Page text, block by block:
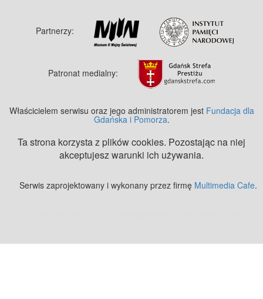
Partnerzy:
Patronat medialny:
Właścicielem serwisu oraz jego administratorem jest Fundacja dla
Gdańska i Pomorza.
Ta strona korzysta z plików cookies. Pozostając na niej
akceptujesz warunki ich używania.
Serwis zaprojektowany i wykonany przez firmę Multimedia Cafe.